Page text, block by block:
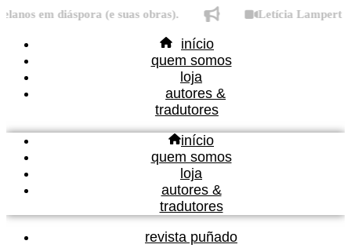
Ir
conteúdo
em diáspora (e suas obras). Letícia Lampert fala
início
quem somos
loja
autores &
tradutores
início
quem somos
loja
autores &
tradutores
revista puñado